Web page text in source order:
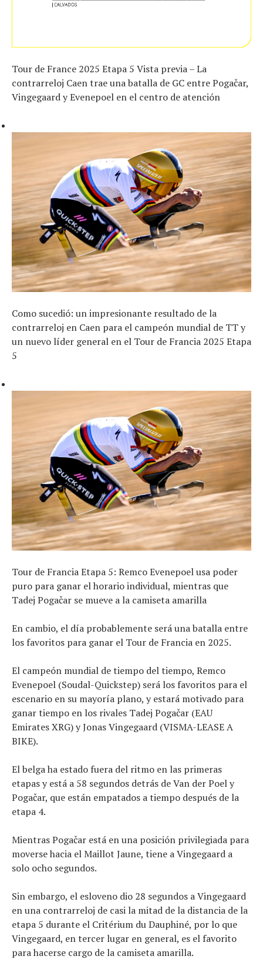
Tour de France 2025 Etapa 5 Vista previa – La
contrarreloj Caen trae una batalla de GC entre Pogačar,
Vingegaard y Evenepoel en el centro de atención
Como sucedió: un impresionante resultado de la
contrarreloj en Caen para el campeón mundial de TT y
un nuevo líder general en el Tour de Francia 2025 Etapa
5
Tour de Francia Etapa 5: Remco Evenepoel usa poder
puro para ganar el horario individual, mientras que
Tadej Pogačar se mueve a la camiseta amarilla
En cambio, el día probablemente será una batalla entre
los favoritos para ganar el Tour de Francia en 2025.
El campeón mundial de tiempo del tiempo, Remco
Evenepoel (Soudal-Quickstep) será los favoritos para el
escenario en su mayoría plano, y estará motivado para
ganar tiempo en los rivales Tadej Pogačar (EAU
Emirates XRG) y Jonas Vingegaard (VISMA-LEASE A
BIKE).
El belga ha estado fuera del ritmo en las primeras
etapas y está a 58 segundos detrás de Van der Poel y
Pogačar, que están empatados a tiempo después de la
etapa 4.
Mientras Pogačar está en una posición privilegiada para
moverse hacia el Maillot Jaune, tiene a Vingegaard a
solo ocho segundos.
Sin embargo, el esloveno dio 28 segundos a Vingegaard
en una contrarreloj de casi la mitad de la distancia de la
etapa 5 durante el Critérium du Dauphiné, por lo que
Vingegaard, en tercer lugar en general, es el favorito
para hacerse cargo de la camiseta amarilla.